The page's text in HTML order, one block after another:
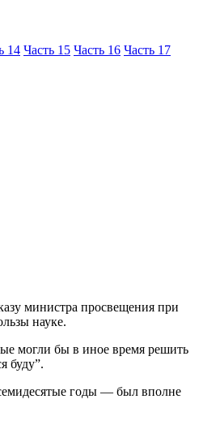
14 Часть 15 Часть 16 Часть 17
министра просвещения при
науке.
могли бы в иное время решить
буду”.
годы — был вполне